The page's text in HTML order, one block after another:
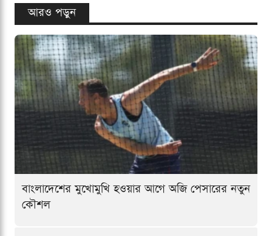
আরও পড়ুন
বাংলাদেশের মুখোমুখি হওয়ার আগে অজি পেসারের নতুন
কৌশল